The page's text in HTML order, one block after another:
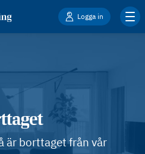
Logga in
är borttaget från vår